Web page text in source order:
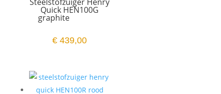
Quick HEN100G
graphite
€ 439,00